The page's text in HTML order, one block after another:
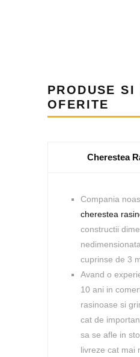
PRODUSE SI
OFERITE
Cherestea
Compania
cherestea
constructii
cuprinse de 3
Avand o
10 ani in
rasinoase si
cat de
sa se afle in
livreze cat mai